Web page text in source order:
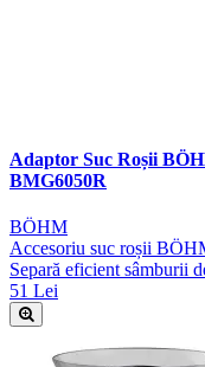
Adaptor Suc Roșii
BMG6050R
BÖHM
Accesoriu suc roșii
Separă eficient sâmburii
51 Lei